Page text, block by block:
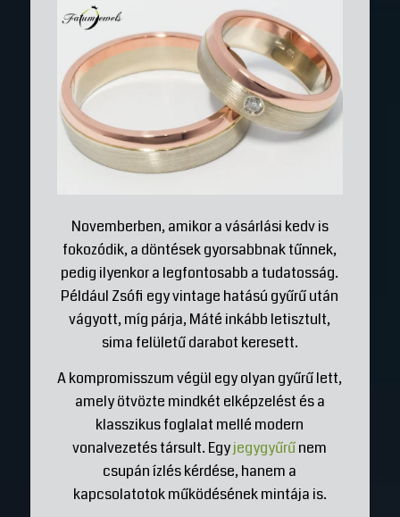
Novemberben, amikor a vásárlási kedv is
fokozódik, a döntések gyorsabbnak tűnnek,
pedig ilyenkor a legfontosabb a tudatosság.
Például Zsófi egy vintage hatású gyűrű után
vágyott, míg párja, Máté inkább letisztult,
sima felületű darabot keresett.
A kompromisszum végül egy olyan gyűrű lett,
amely ötvözte mindkét elképzelést és a
klasszikus foglalat mellé modern
vonalvezetés társult. Egyjegygyűrűnem
csupán ízlés kérdése, hanem a
kapcsolatotok működésének mintája is.